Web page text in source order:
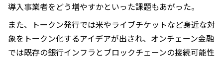
導入事業者をどう増やすかといった課題もあがった。
また、トークン発行では米やライブチケットなど身近な対
象をトークン化するアイデアが出され、オンチェーン金融
では既存の銀行インフラとブロックチェーンの接続可能性